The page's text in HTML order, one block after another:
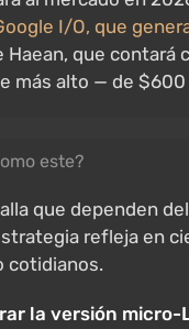
I/O, que
que contará
más alto — de
este?
que dependen
refleja en
cotidianos.
la versión